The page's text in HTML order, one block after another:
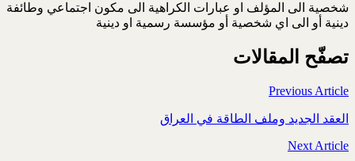
شخصية الى المؤلف او عبارات الكراهية الى مكون اجتماعي وطائفة
دينية أو الى اي شخصية أو مؤسسة رسمية او دينية
تصفّح المقالات
Previous Article
العقد الجديد وملف الطاقة في العراق
Next Article